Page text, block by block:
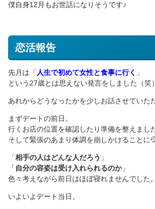
僕自身12月もお世話になりそうです♪
恋活報告
先月は「 人生で初めて女性と食事に行く 」
という27歳とは思えない発言をしました（笑）
あれからどうなったかを少しお話させていた
まずデートの前日。
行くお店の位置を確認したり準備を整えまし
そして緊張のあまり体調を崩しかけることに
「相手の人はどんな人だろう 」
「自分の容姿は受け入れられるのか」
色々考えながら前日はほぼ寝れませんでした。
いよいよデート当日。